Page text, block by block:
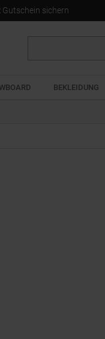
Gutschein sichern
BEKLEIDUNG